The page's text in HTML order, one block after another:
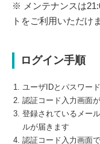
※ メンテナンスは
トをご利用いただけ
ログイン手順
ユーザIDとパスワー
認証コード入力画面
登録されているメー
ルが届きます
認証コード入力画面